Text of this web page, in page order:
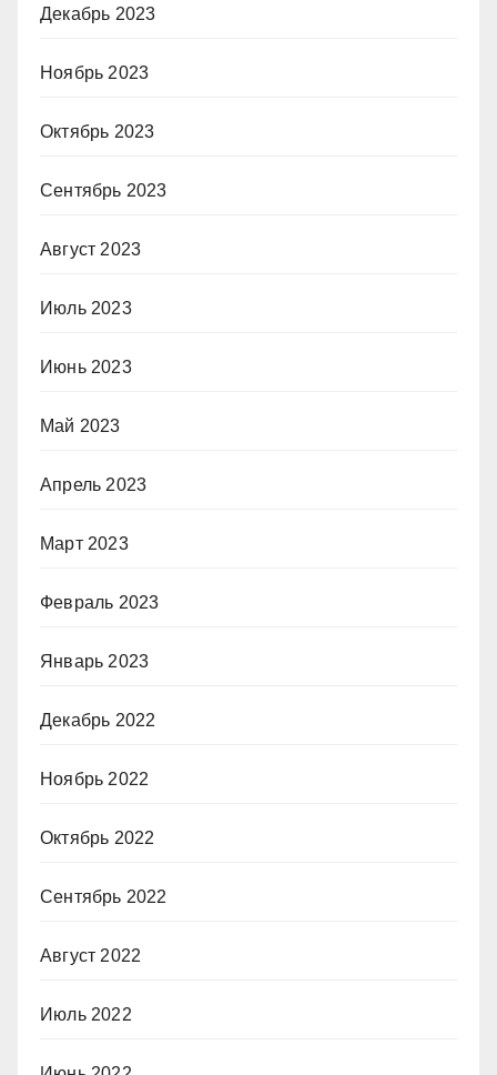
Декабрь 2023
Ноябрь 2023
Октябрь 2023
Сентябрь 2023
Август 2023
Июль 2023
Июнь 2023
Май 2023
Апрель 2023
Март 2023
Февраль 2023
Январь 2023
Декабрь 2022
Ноябрь 2022
Октябрь 2022
Сентябрь 2022
Август 2022
Июль 2022